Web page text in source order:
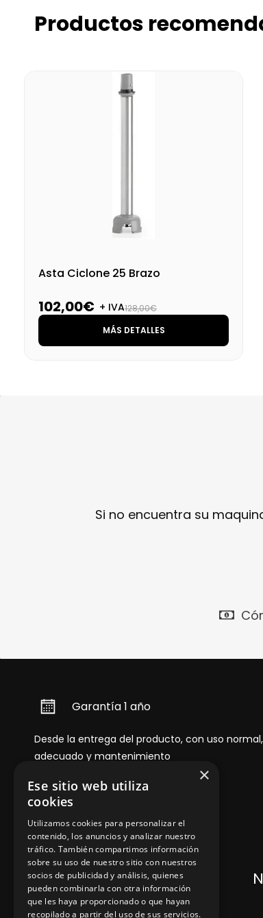
Productos
Asta Ciclone 25 Brazo
102,00€ + IVA128,00€
MÁS DETALLES
Si no encuentra su
Garantía 1 año
Desde la entrega del producto, con uso normal,
adecuado y mantenimiento
Dónde encontrarnos
×
Ese sitio web utiliza
cookies
Utilizamos cookies para personalizar el
contenido, los anuncios y analizar nuestro
tráfico. También compartimos información
sobre su uso de nuestro sitio con nuestros
socios de publicidad y análisis, quienes
pueden combinarla con otra información
que les haya proporcionado o que hayan
recopilado a partir del uso de sus servicios.